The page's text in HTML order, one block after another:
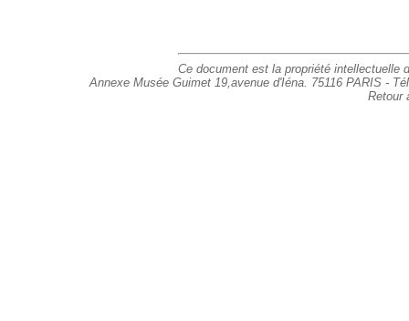
Ce document est la propriété intellectuelle
Annexe Musée Guimet 19,avenue d'Iéna. 75116 PARIS -
Retour